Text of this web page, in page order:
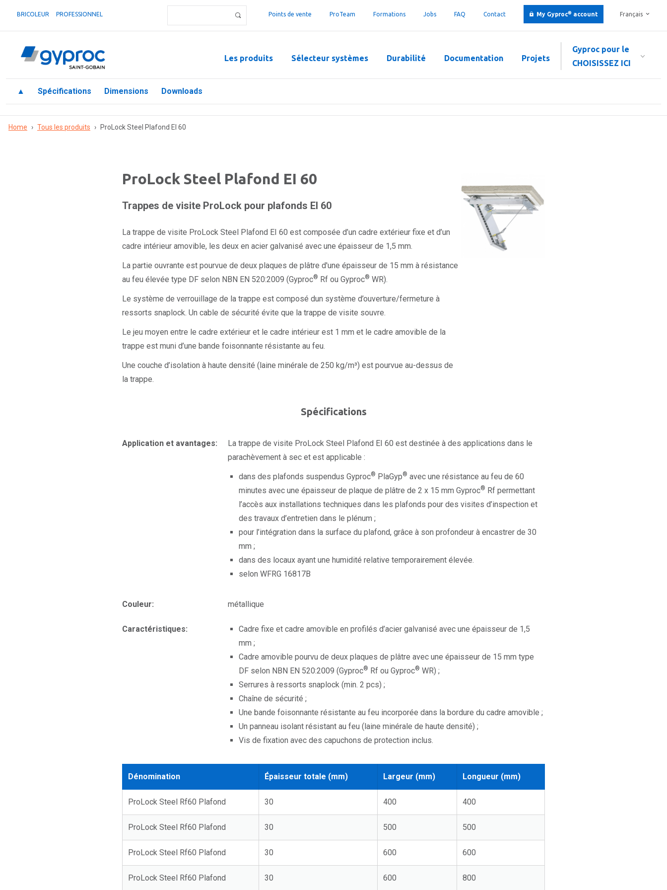
BRICOLEUR PROFESSIONNEL Français
Points de vente ProTeam Formations Jobs FAQ Contact My Gyproc® account
Gyproc pour le
CHOISISSEZ ICI
Les produits Sélecteur systèmes Durabilité Documentation Projets
▲ Spécifications Dimensions Downloads
Home › Tous les produits › ProLock Steel Plafond EI 60
ProLock Steel Plafond EI 60
Trappes de visite ProLock pour plafonds EI 60
La trappe de visite ProLock Steel Plafond EI 60 est composée d’un cadre extérieur fixe et d’un
cadre intérieur amovible, les deux en acier galvanisé avec une épaisseur de 1,5 mm.
La partie ouvrante est pourvue de deux plaques de plâtre d'une épaisseur de 15 mm à résistance
au feu élevée type DF selon NBN EN 520:2009 (Gyproc® Rf ou Gyproc® WR).
Le système de verrouillage de la trappe est composé dun système d’ouverture/fermeture à
ressorts snaplock. Un cable de sécurité évite que la trappe de visite souvre.
Le jeu moyen entre le cadre extérieur et le cadre intérieur est 1 mm et le cadre amovible de la
trappe est muni d’une bande foisonnante résistante au feu.
Une couche d’isolation à haute densité (laine minérale de 250 kg/m³) est pourvue au-dessus de
la trappe.
Spécifications
Application et avantages:
La trappe de visite ProLock Steel Plafond EI 60 est destinée à des applications dans le
parachèvement à sec et est applicable :
dans des plafonds suspendus Gyproc® PlaGyp® avec une résistance au feu de 60
minutes avec une épaisseur de plaque de plâtre de 2 x 15 mm Gyproc® Rf permettant
l’accès aux installations techniques dans les plafonds pour des visites d’inspection et
des travaux d’entretien dans le plénum ;
pour l’intégration dans la surface du plafond, grâce à son profondeur à encastrer de 30
mm ;
dans des locaux ayant une humidité relative temporairement élevée.
selon WFRG 16817B
Couleur: métallique
Caractéristiques:
Cadre fixe et cadre amovible en profilés d’acier galvanisé avec une épaisseur de 1,5
mm ;
Cadre amovible pourvu de deux plaques de plâtre avec une épaisseur de 15 mm type
DF selon NBN EN 520:2009 (Gyproc® Rf ou Gyproc® WR) ;
Serrures à ressorts snaplock (min. 2 pcs) ;
Chaîne de sécurité ;
Une bande foisonnante résistante au feu incorporée dans la bordure du cadre amovible ;
Un panneau isolant résistant au feu (laine minérale de haute densité) ;
Vis de fixation avec des capuchons de protection inclus.
Dénomination Épaisseur totale (mm) Largeur (mm) Longueur (mm)
ProLock Steel Rf60 Plafond 30 400 400
ProLock Steel Rf60 Plafond 30 500 500
ProLock Steel Rf60 Plafond 30 600 600
ProLock Steel Rf60 Plafond 30 600 800